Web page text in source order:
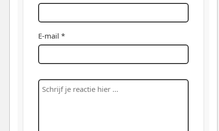
E-mail *